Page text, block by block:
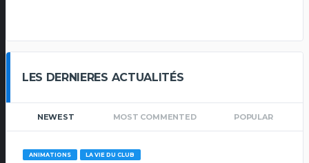
LES DERNIERES ACTUALITÉS
NEWEST MOST COMMENTED POPULAR
ANIMATIONS LA VIE DU CLUB